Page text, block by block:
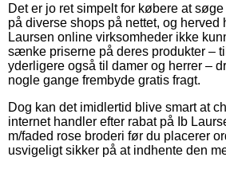
Det er jo ret simpelt for købere at
på diverse shops på nettet, og herved
Laursen online virksomheder ikke
sænke priserne på deres produkter –
yderligere også til damer og herrer –
nogle gange frembyde gratis fragt.
Dog kan det imidlertid blive smart at
internet handler efter rabat på Ib
m/faded rose broderi før du placerer
usvigeligt sikker på at indhente den